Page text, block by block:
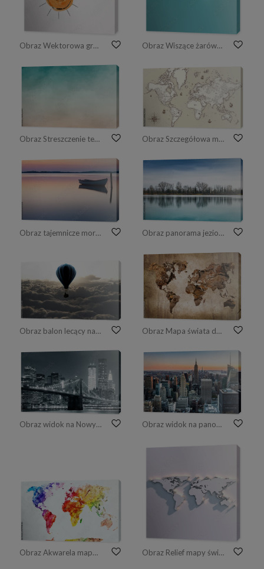
Obraz Wektorowa grunge ilustracja z wiszącymi żarówkami i miejsce dla teksta. Styl szkic nowoczesny hipster. Unikalny pomysł i koncepcja kreatywnego myślenia. Obraz Wiszące żarówki ze świecącym jednym innym pomysłem na jasnoniebieskim tle, minimalny pomysł, płaski układ, góra
Obraz Streszczenie tekstura akwarela Obraz Szczegółowa mapa Starego Świata z elementami dekoracyjnymi
Obraz tajemnicze morze, łódka na wodzie w świetle zachodzącego słońca Obraz panorama jeziora
Obraz balon lecący nad chmurami Obraz Mapa świata drewna, sztuka tekstura
Obraz widok na Nowy Jork i Most Brookliński nocą Obraz widok na panoramę Nowego Jorku o zachodzie słońca
Obraz Akwarela mapa świata Obraz Relief mapy świata na ścianie